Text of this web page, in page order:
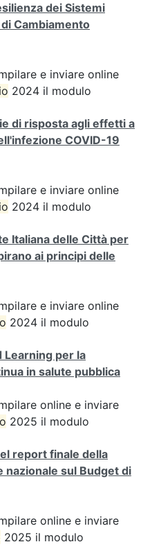
dei Sistemi
Cambiamento
e inviare online
2024 il modulo
di risposta agli effetti a
COVID-19
e inviare online
2024 il modulo
Italiana delle Città per
ai principi delle
e inviare online
2024 il modulo
Learning per la
in salute pubblica
online e inviare
2025 il modulo
report finale della
nazionale sul Budget di
online e inviare
2025 il modulo